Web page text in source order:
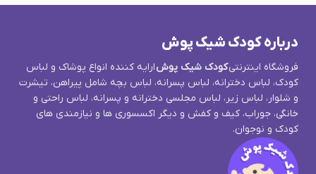
درباره کودک شیک پوش
فروشگاه اینترنتیکودک شیک پوشارایه کننده انواع پوشاک و لباس
کودک، لباس دخترانه، لباس پسرانه، لباس بچه شامل پیراهن، تیشرت
و شلوار، لباس زیر، لباس مجلسی دخترانه و پسرانه، لباس راحتی و
خانگی، جوراب، کیف و کفش و دیگر اکسسوری ها و نیازمندی های
کودک و نوجوان.